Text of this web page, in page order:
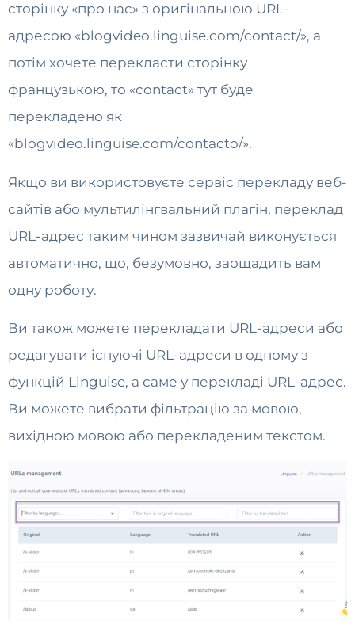
сторінку «про нас» з оригінальною URL-
адресою «blogvideo.linguise.com/contact/», а
потім хочете перекласти сторінку
французькою, то «contact» тут буде
перекладено як
«blogvideo.linguise.com/contacto/».
Якщо ви використовуєте сервіс перекладу веб-
сайтів або мультилінгвальний плагін, переклад
URL-адрес таким чином зазвичай виконується
автоматично, що, безумовно, заощадить вам
одну роботу.
Ви також можете перекладати URL-адреси або
редагувати існуючі URL-адреси в одному з
функцій Linguise, а саме у перекладі URL-адрес.
Ви можете вибрати фільтрацію за мовою,
вихідною мовою або перекладеним текстом.